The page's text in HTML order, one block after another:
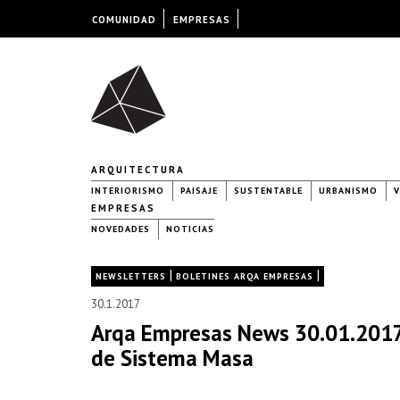
ARQUITECTURA
INTERIORISMO PAISAJE SUSTENTABLE URBANISMO
EMPRESAS
NOVEDADES NOTICIAS
NEWSLETTERS | BOLETINES ARQA EMPRESAS |
30.1.2017
Arqa Empresas News
de Sistema Masa
COMUNIDAD EMPRESAS